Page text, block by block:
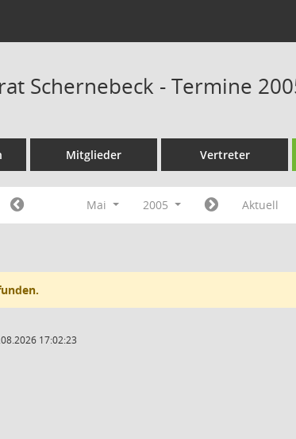
Schernebeck - Termine
Mitglieder Vertreter
Mai 2005 Aktuell
17:02:23